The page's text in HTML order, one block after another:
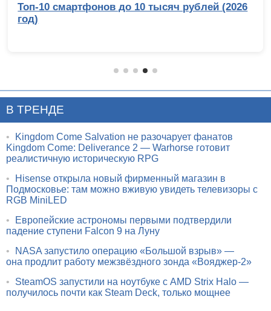
Топ-10 смартфонов до 10 тысяч рублей (2026
год)
В ТРЕНДЕ
•
Kingdom Come Salvation не разочарует фанатов
Kingdom Come: Deliverance 2 — Warhorse готовит
реалистичную историческую RPG
•
Hisense открыла новый фирменный магазин в
Подмосковье: там можно вживую увидеть телевизоры с
RGB MiniLED
•
Европейские астрономы первыми подтвердили
падение ступени Falcon 9 на Луну
•
NASA запустило операцию «Большой взрыв» —
она продлит работу межзвёздного зонда «Вояджер-2»
•
SteamOS запустили на ноутбуке с AMD Strix Halo —
получилось почти как Steam Deck, только мощнее